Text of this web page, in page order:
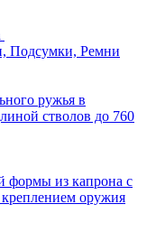
Подсумки, Ремни
ружья в
стволов до 760
формы из капрона с
оружия